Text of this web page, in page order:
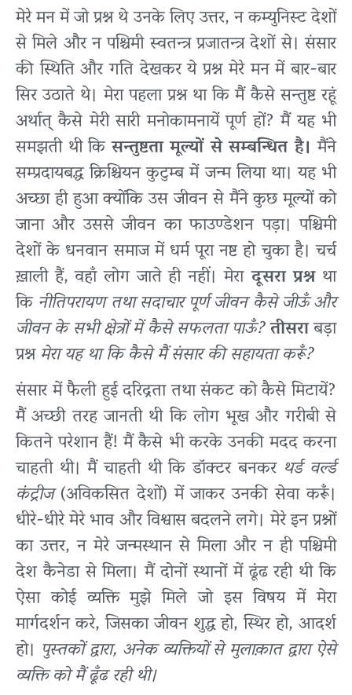
मेरे मन में जो प्रश्न थे उनके लिए उत्तर, न कम्युनिस्ट देशों
से मिले और न पश्चिमी स्वतन्त्र प्रजातन्त्र देशों से। संसार
की स्थिति और गति देखकर ये प्रश्न मेरे मन में बार-बार
सिर उठाते थे। मेरा पहला प्रश्न था कि मैं कैसे सन्तुष्ट रहूं
अर्थात् कैसे मेरी सारी मनोकामनायें पूर्ण हों? मैं यह भी
समझती थी किसन्तुष्टतामूल्यों से सम्बन्धित है। मैंने
सम्प्रदायबद्ध क्रिश्चियन कुटुम्ब में जन्म लिया था। यह भी
अच्छा ही हुआ क्योंकि उस जीवन से मैंने कुछ मूल्यों को
जाना और उससे जीवन का फाउण्डेशन पड़ा। पश्चिमी
देशों के धनवान समाज में धर्म पूरा नष्ट हो चुका है। चर्च
ख़ाली हैं, वहाँ लोग जाते ही नहीं। मेरादूसरा प्रश्नथा
किनीतिपरायण तथा सदाचार पूर्ण जीवन कैसे जीऊँ और
जीवन के सभी क्षेत्रों में कैसे सफलता पाऊँ?तीसराबड़ा
प्रश्नमेरा यह था कि कैसे मैं संसार की सहायता करूँ?
संसार में फैली हुई दरिद्रता तथा संकट को कैसे मिटायें?
मैं अच्छी तरह जानती थी कि लोग भूख और गरीबी से
कितने परेशान हैं! मैं कैसे भी करके उनकी मदद करना
चाहती थी। मैं चाहती थी कि डॉक्टर बनकर थर्ड वर्ल्ड
कंट्रीज(अविकसित देशों) में जाकर उनकी सेवा करूँ।
धीरे-धीरे मेरे भाव और विश्वास बदलने लगे। मेरे इन प्रश्नों
का उत्तर, न मेरे जन्मस्थान से मिला और न ही पश्चिमी
देश कैनेडा से मिला। मैं दोनों स्थानों में ढूंढ रही थी कि
ऐसा कोई व्यक्ति मुझे मिले जो इस विषय में मेरा
मार्गदर्शन करे, जिसका जीवन शुद्ध हो, स्थिर हो, आदर्श
हो। पुस्तकों द्वारा, अनेक व्यक्तियों से मुलाक़ात द्वारा ऐसे
व्यक्ति को मैं ढूँढ रही थी।